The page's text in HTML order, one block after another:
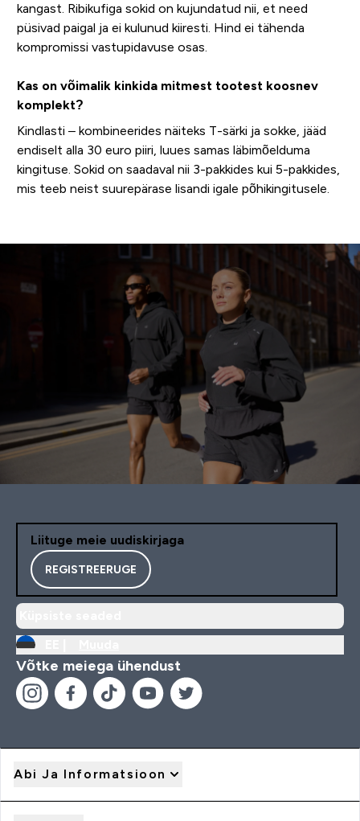
kangast. Ribikufiga sokid on kujundatud nii, et need
püsivad paigal ja ei kulunud kiiresti. Hind ei tähenda
kompromissi vastupidavuse osas.
Kas on võimalik kinkida mitmest tootest koosnev
komplekt?
Kindlasti – kombineerides näiteks T-särki ja sokke, jääd
endiselt alla 30 euro piiri, luues samas läbimõelduma
kingituse. Sokid on saadaval nii 3-pakkides kui 5-pakkides,
mis teeb neist suurepärase lisandi igale põhikingitusele.
Liituge meie uudiskirjaga
REGISTREERUGE
Võtke meiega ühendust
Abi Ja Informatsioon